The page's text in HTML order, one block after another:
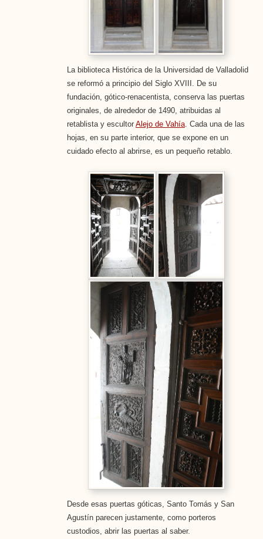
La biblioteca Histórica de la Universidad de Valladolid
se reformó a principio del Siglo XVIII. De su
fundación, gótico-renacentista, conserva las puertas
originales, de alrededor de 1490, atribuidas al
retablista y escultor Alejo de Vahía. Cada una de las
hojas, en su parte interior, que se expone en un
cuidado efecto al abrirse, es un pequeño retablo.
Desde esas puertas góticas, Santo Tomás y San
Agustín parecen justamente, como porteros
custodios, abrir las puertas al saber.